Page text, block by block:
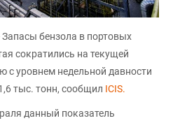
Запасы бензола в портовых
сократились на текущей
с уровнем недельной давности
тыс. тонн, сообщил ICIS.
данный показатель